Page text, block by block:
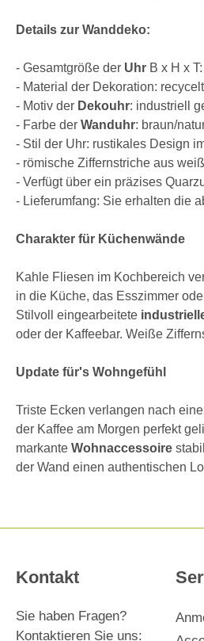
Details zur Wanddeko:
- Gesamtgröße der Uhr B x H x
- Material der Dekoration:
- Motiv der Dekouhr: industriell
- Farbe der Wanduhr: braun/
- Stil der Uhr: rustikales Design
- römische Ziffernstriche aus
- Verfügt über ein präzises
- Lieferumfang: Sie erhalten die
Charakter für Küchenwände
Kahle Fliesen im Kochbereich
in die Küche, das Esszimmer
Stilvoll eingearbeitete
oder der Kaffeebar. Weiße
Update für's Wohngefühl
Triste Ecken verlangen nach
der Kaffee am Morgen perfekt
markante Wohnaccessoire
der Wand einen authentischen
Kontakt
Sie haben Fragen?
Kontaktieren Sie uns: